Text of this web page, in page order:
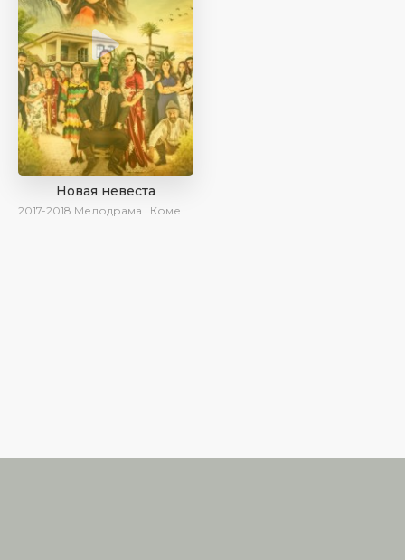
Новая невеста
2017-2018 Мелодрама | Комедия | SesDizi